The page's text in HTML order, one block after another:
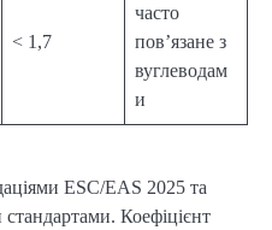
< 1,7
часто
пов’язане з
вуглеводам
и
ESC/EAS 2025 та
Коефіцієнт